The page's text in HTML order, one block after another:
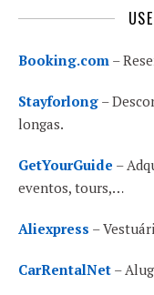
Booking.com –
Stayforlong –
longas.
GetYourGuide –
eventos, tours,…
Aliexpress –
CarRentalNet –